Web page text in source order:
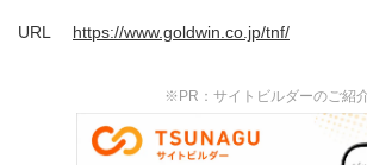
URL https://www.goldwin.co.jp/tnf/
※PR：サイトビルダーのご紹